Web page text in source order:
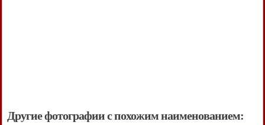
Другие фотографии с похожим наименованием: